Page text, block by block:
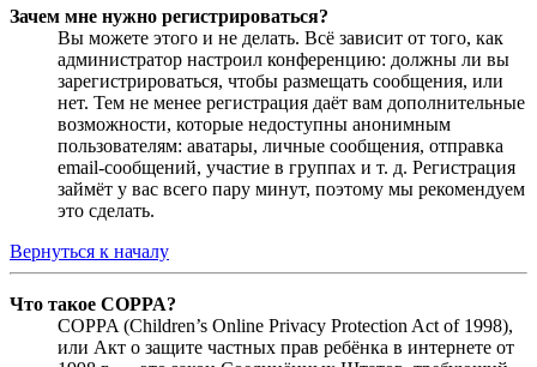
Зачем мне нужно регистрироваться?
Вы можете этого и не делать. Всё зависит от того, как
администратор настроил конференцию: должны ли вы
зарегистрироваться, чтобы размещать сообщения, или
нет. Тем не менее регистрация даёт вам дополнительные
возможности, которые недоступны анонимным
пользователям: аватары, личные сообщения, отправка
email-сообщений, участие в группах и т. д. Регистрация
займёт у вас всего пару минут, поэтому мы рекомендуем
это сделать.
Вернуться к началу
Что такое COPPA?
COPPA (Children’s Online Privacy Protection Act of 1998),
или Акт о защите частных прав ребёнка в интернете от